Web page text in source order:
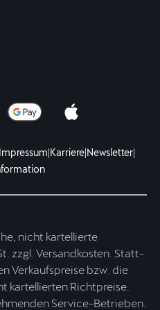
Impressum|Karriere|Newsletter|
nicht kartellierte
zzgl. Versandkosten. Statt-
Verkaufspreise bzw. die
kartellierten Richtpreise.
Service-Betrieben.